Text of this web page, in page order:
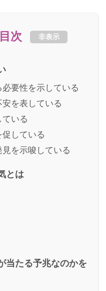
次 非表示
要性を示している
を表している
いる
している
を示唆している
とは
当たる予兆なのかを